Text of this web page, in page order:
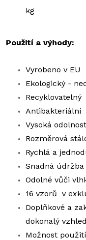
kg
Použití a výhody:
Vyrobeno v EU
Ekologický -
Recyklovatelný
Antibakteriální
Vysoká odolnost
Rozměrová
Rychlá a
Snadná údržba
Odolné vůči
16 vzorů v
Doplňkové a
dokonalý vzhled
Možnost